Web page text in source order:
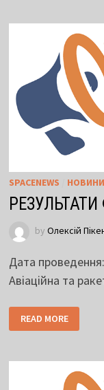
SPACENEWS НОВИНИ
by Олексій
Дата проведення:
Авіаційна та
READ MORE